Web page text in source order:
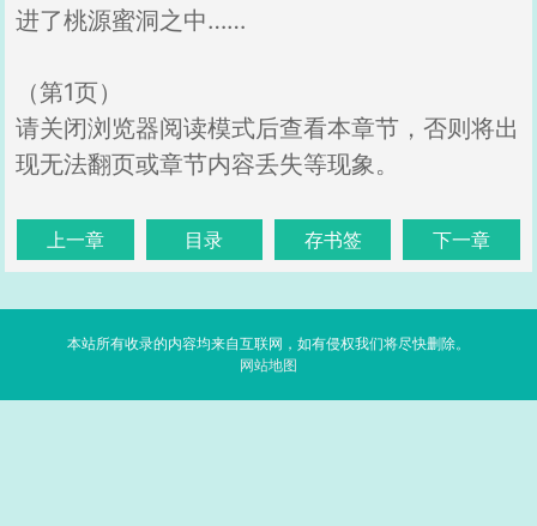
进了桃源蜜洞之中……
（第1页）
请关闭浏览器阅读模式后查看本章节，否则将出
现无法翻页或章节内容丢失等现象。
上一章 目录 存书签 下一章
本站所有收录的内容均来自互联网，如有侵权我们将尽快删除。
网站地图